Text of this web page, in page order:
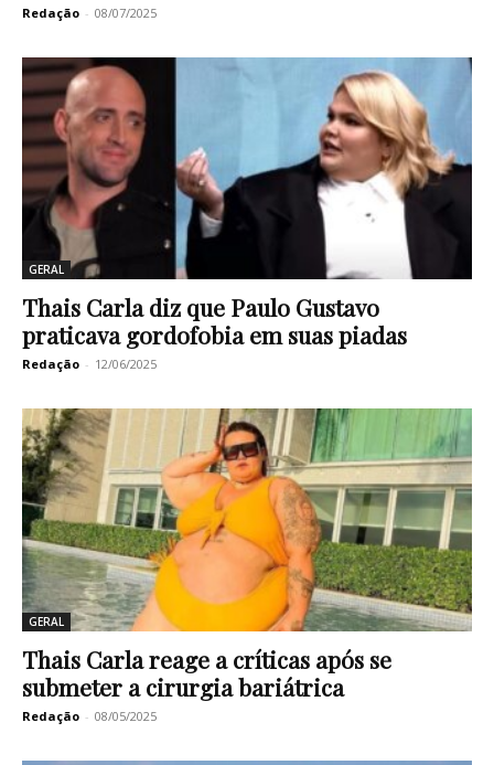
Redação - 08/07/2025
GERAL
Thais Carla diz que Paulo Gustavo
praticava gordofobia em suas piadas
Redação - 12/06/2025
GERAL
Thais Carla reage a críticas após se
submeter a cirurgia bariátrica
Redação - 08/05/2025